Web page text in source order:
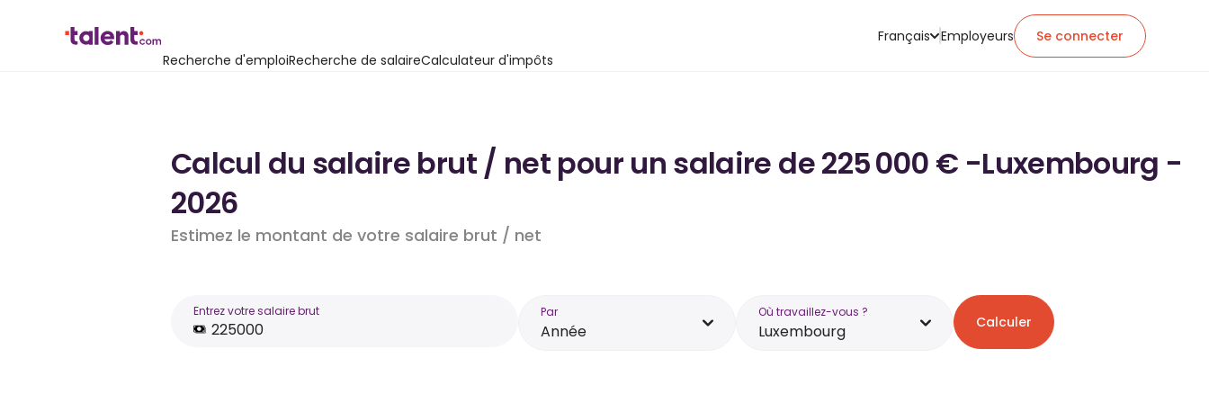
Recherche d'emploiRecherche de salaireCalculateur d'impôts
Français Employeurs Se connecter
Calcul du salaire brut / net pour un salaire de 225 000 € -Luxembourg -
2026
Estimez le montant de votre salaire brut / net
Entrez votre salaire brut Par
Année
Où travaillez-vous ?
Luxembourg Calculer